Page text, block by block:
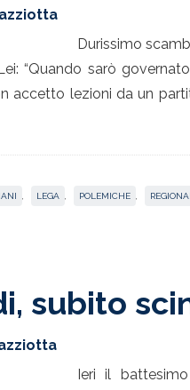
Durissimo
“Quando sarò
accetto lezioni da un
LEGA POLEMICHE
subito
Ieri il